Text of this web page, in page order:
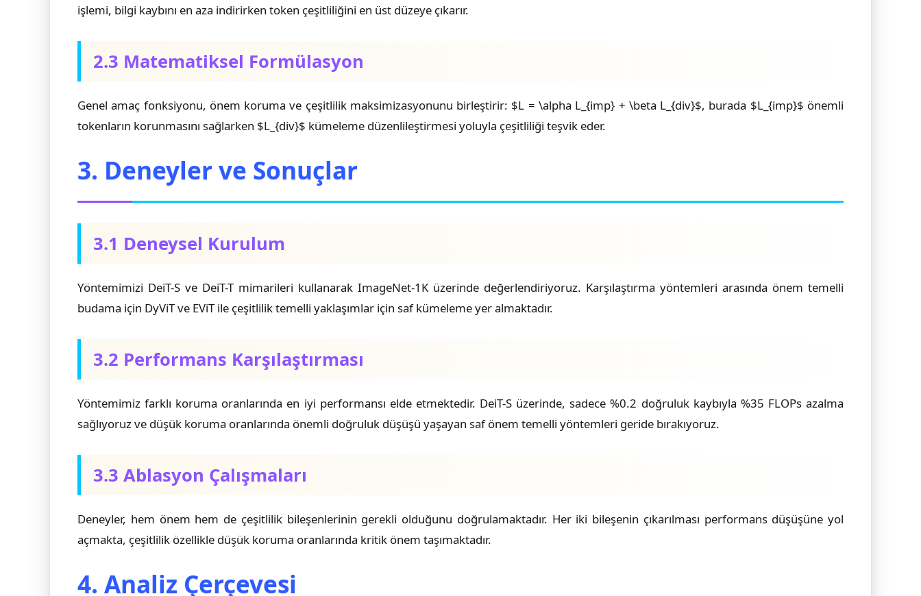
işlemi, bilgi kaybını en aza indirirken token çeşitliliğini en üst düzeye çıkarır.
2.3 Matematiksel Formülasyon
Genel amaç fonksiyonu, önem koruma ve çeşitlilik maksimizasyonunu birleştirir: $L = \alpha L_{imp} + \beta L_{div}$, burada $L_{imp}$ önemli
tokenların korunmasını sağlarken $L_{div}$ kümeleme düzenlileştirmesi yoluyla çeşitliliği teşvik eder.
3. Deneyler ve Sonuçlar
3.1 Deneysel Kurulum
Yöntemimizi DeiT-S ve DeiT-T mimarileri kullanarak ImageNet-1K üzerinde değerlendiriyoruz. Karşılaştırma yöntemleri arasında önem temelli
budama için DyViT ve EViT ile çeşitlilik temelli yaklaşımlar için saf kümeleme yer almaktadır.
3.2 Performans Karşılaştırması
Yöntemimiz farklı koruma oranlarında en iyi performansı elde etmektedir. DeiT-S üzerinde, sadece %0.2 doğruluk kaybıyla %35 FLOPs azalma
sağlıyoruz ve düşük koruma oranlarında önemli doğruluk düşüşü yaşayan saf önem temelli yöntemleri geride bırakıyoruz.
3.3 Ablasyon Çalışmaları
Deneyler, hem önem hem de çeşitlilik bileşenlerinin gerekli olduğunu doğrulamaktadır. Her iki bileşenin çıkarılması performans düşüşüne yol
açmakta, çeşitlilik özellikle düşük koruma oranlarında kritik önem taşımaktadır.
4. Analiz Çerçevesi